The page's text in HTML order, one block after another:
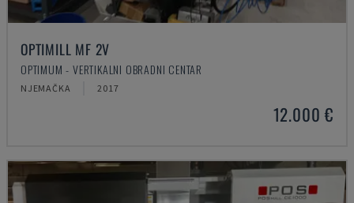
OPTIMILL MF 2V
OPTIMUM - VERTIKALNI OBRADNI CENTAR
NJEMAČKA 2017
12.000 €